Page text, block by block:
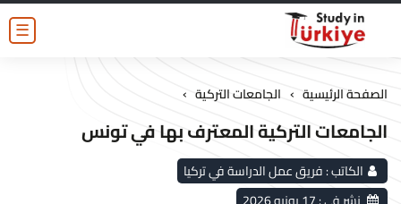
☰
الصفحة الرئيسية › الجامعات التركية ›
الجامعات التركية المعترف بها في تونس
الكاتب :فريق عمل الدراسة في تركيا